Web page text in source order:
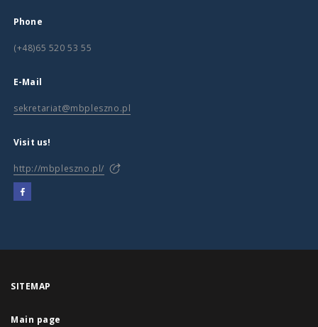
Phone
(+48)65 520 53 55
E-Mail
sekretariat@mbpleszno.pl
Visit us!
http://mbpleszno.pl/
SITEMAP
Main page